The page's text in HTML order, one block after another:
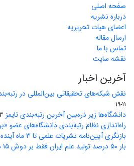
صفحه اصلی
درباره نشریه
اعضای هیات تحریریه
ارسال مقاله
تماس با ما
نقشه سایت
آخرین اخبار
نقش شبکه‌های تحقیقاتی بین‌المللی در
11-19
دانشگاه‌ها زیر ذره‌بین آخرین رتبه‌بندی تایمز
راه‌اندازی نظام رتبه‌بندی دانشگاه‌‌های عضو
بازنگری آیین‌نامه نشریات علمی تا ۳ ماه آینده
بار ۵۰ درصد تولید علم ایران فقط بر دوش ۱۵ دانشگاه کشور